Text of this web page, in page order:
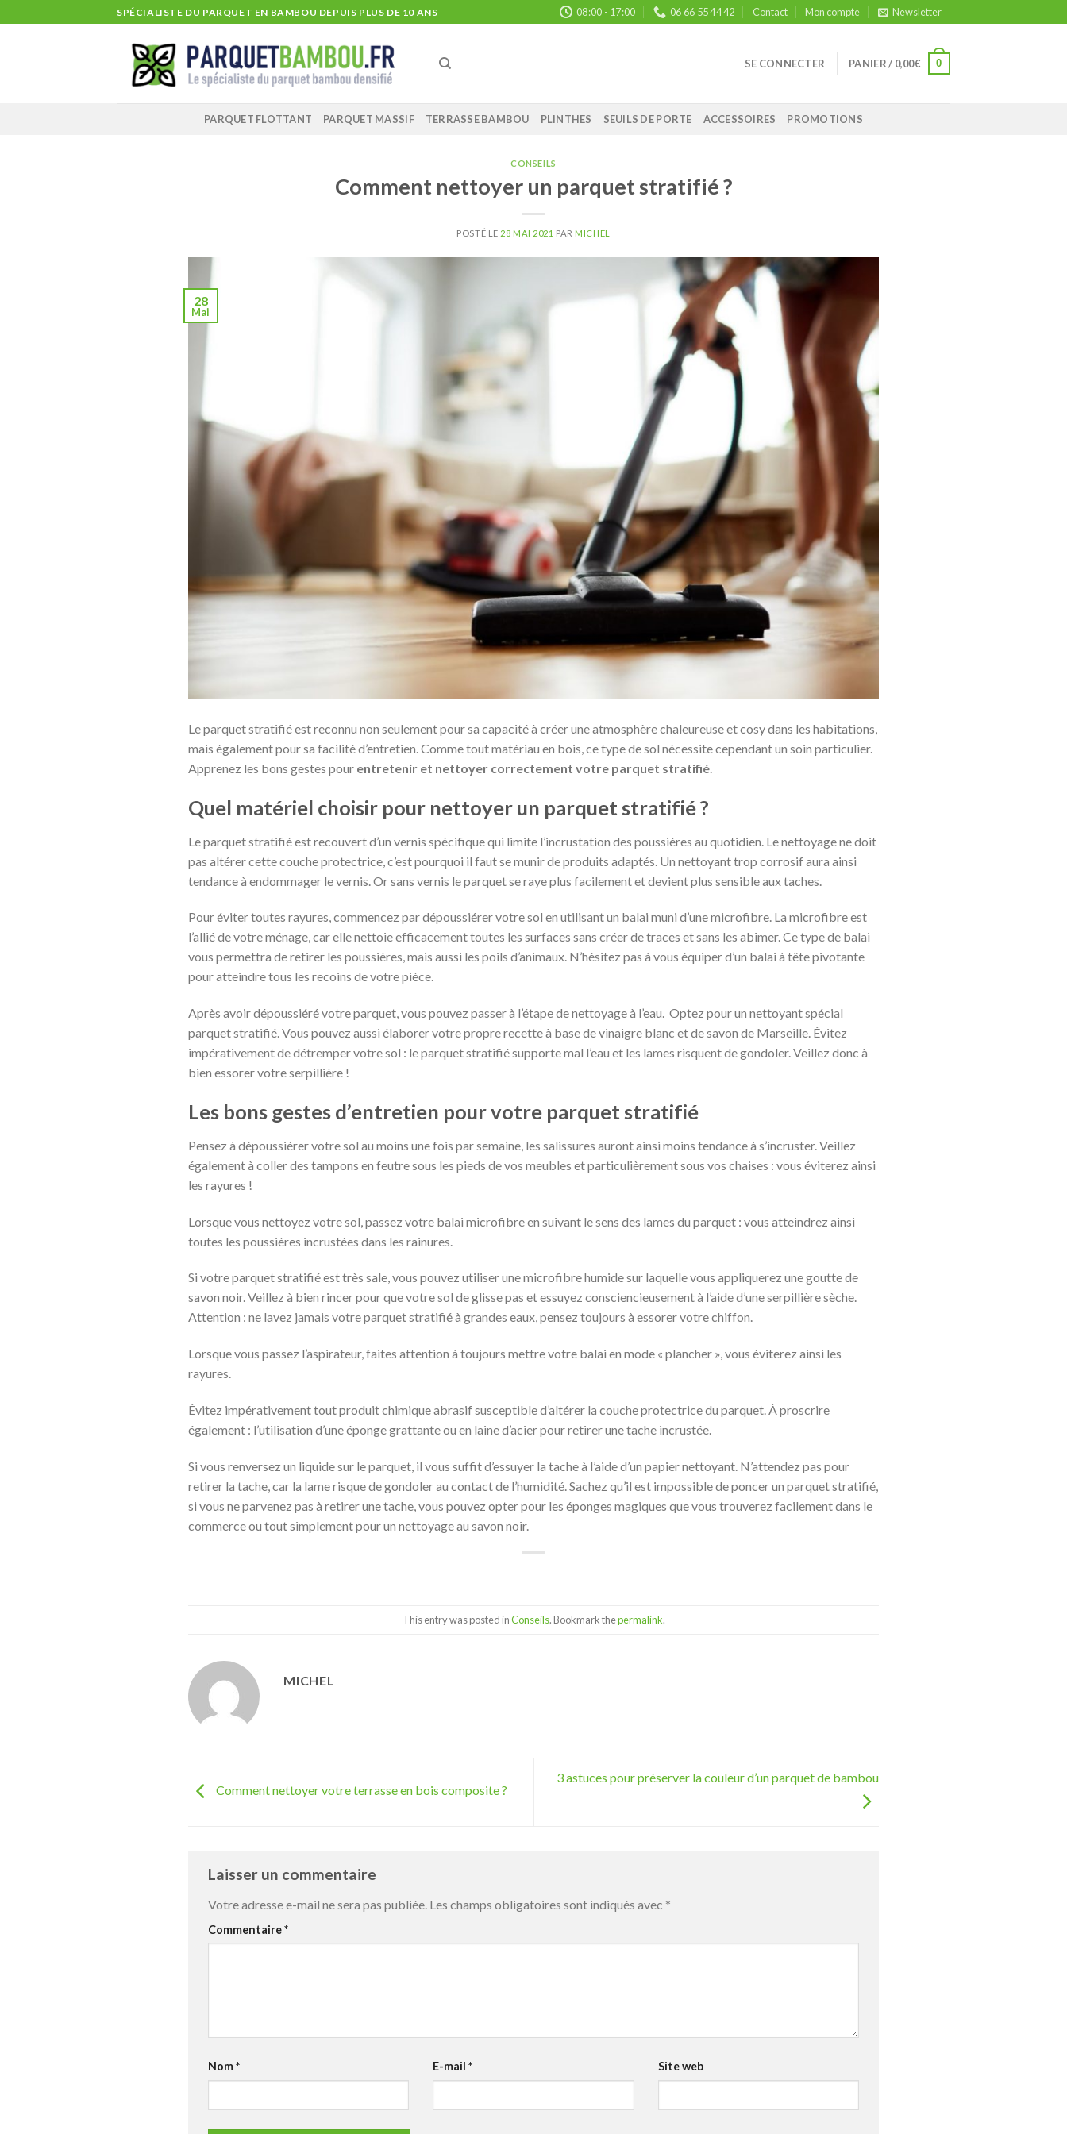
to
SPÉCIALISTE DU PARQUET EN BAMBOU DEPUIS PLUS DE 10 ANS 08:00 - 17:00 06 66 55 44 42 Contact Mon compte Newsletter
SE CONNECTER PANIER / 0,00€ 0
PARQUET FLOTTANT PARQUET MASSIF TERRASSE BAMBOU PLINTHES SEUILS DE PORTE ACCESSOIRES PROMOTIONS
CONSEILS
Comment nettoyer un parquet stratifié ?
POSTÉ LE 28 MAI 2021 PARMICHEL
28
Mai
Le parquet stratifié est reconnu non seulement pour sa capacité à créer une atmosphère chaleureuse et cosy dans les habitations,
mais également pour sa facilité d’entretien. Comme tout matériau en bois, ce type de sol nécessite cependant un soin particulier.
Apprenez les bons gestes pour entretenir et nettoyer correctement votre parquet stratifié.
Quel matériel choisir pour nettoyer un parquet stratifié ?
Le parquet stratifié est recouvert d’un vernis spécifique qui limite l’incrustation des poussières au quotidien. Le nettoyage ne doit
pas altérer cette couche protectrice, c’est pourquoi il faut se munir de produits adaptés. Un nettoyant trop corrosif aura ainsi
tendance à endommager le vernis. Or sans vernis le parquet se raye plus facilement et devient plus sensible aux taches.
Pour éviter toutes rayures, commencez par dépoussiérer votre sol en utilisant un balai muni d’une microfibre. La microfibre est
l’allié de votre ménage, car elle nettoie efficacement toutes les surfaces sans créer de traces et sans les abîmer. Ce type de balai
vous permettra de retirer les poussières, mais aussi les poils d’animaux. N’hésitez pas à vous équiper d’un balai à tête pivotante
pour atteindre tous les recoins de votre pièce.
Après avoir dépoussiéré votre parquet, vous pouvez passer à l’étape de nettoyage à l’eau. Optez pour un nettoyant spécial
parquet stratifié. Vous pouvez aussi élaborer votre propre recette à base de vinaigre blanc et de savon de Marseille. Évitez
impérativement de détremper votre sol : le parquet stratifié supporte mal l’eau et les lames risquent de gondoler. Veillez donc à
bien essorer votre serpillière !
Les bons gestes d’entretien pour votre parquet stratifié
Pensez à dépoussiérer votre sol au moins une fois par semaine, les salissures auront ainsi moins tendance à s’incruster. Veillez
également à coller des tampons en feutre sous les pieds de vos meubles et particulièrement sous vos chaises : vous éviterez ainsi
les rayures !
Lorsque vous nettoyez votre sol, passez votre balai microfibre en suivant le sens des lames du parquet : vous atteindrez ainsi
toutes les poussières incrustées dans les rainures.
Si votre parquet stratifié est très sale, vous pouvez utiliser une microfibre humide sur laquelle vous appliquerez une goutte de
savon noir. Veillez à bien rincer pour que votre sol de glisse pas et essuyez consciencieusement à l’aide d’une serpillière sèche.
Attention : ne lavez jamais votre parquet stratifié à grandes eaux, pensez toujours à essorer votre chiffon.
Lorsque vous passez l’aspirateur, faites attention à toujours mettre votre balai en mode « plancher », vous éviterez ainsi les
rayures.
Évitez impérativement tout produit chimique abrasif susceptible d’altérer la couche protectrice du parquet. À proscrire
également : l’utilisation d’une éponge grattante ou en laine d’acier pour retirer une tache incrustée.
Si vous renversez un liquide sur le parquet, il vous suffit d’essuyer la tache à l’aide d’un papier nettoyant. N’attendez pas pour
retirer la tache, car la lame risque de gondoler au contact de l’humidité. Sachez qu’il est impossible de poncer un parquet stratifié,
si vous ne parvenez pas à retirer une tache, vous pouvez opter pour les éponges magiques que vous trouverez facilement dans le
commerce ou tout simplement pour un nettoyage au savon noir.
This entry was posted inConseils. Bookmark thepermalink.
MICHEL
Comment nettoyer votre terrasse en bois composite ?
3 astuces pour préserver la couleur d’un parquet de bambou
Laisser un commentaire
Votre adresse e-mail ne sera pas publiée. Les champs obligatoires sont indiqués avec *
Commentaire*
Nom* E-mail* Site web